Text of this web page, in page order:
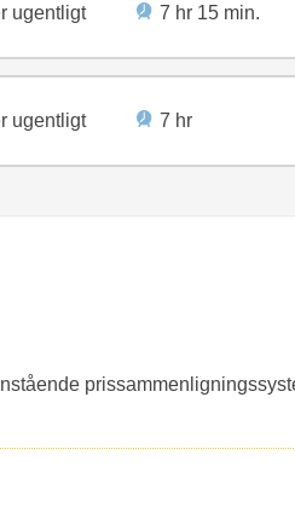
ugentligt 7 hr 15 min.
ugentligt 7 hr